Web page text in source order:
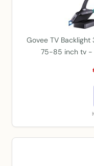
Govee TV
75-85 inch tv -